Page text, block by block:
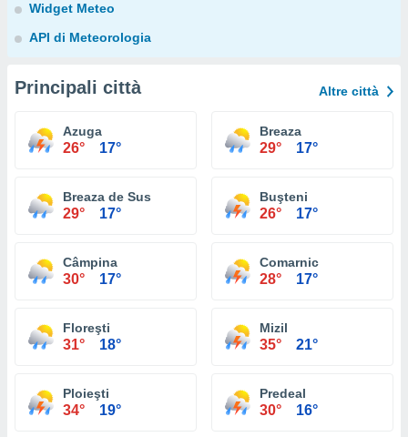
Widget Meteo
API di Meteorologia
Principali città Altre città
Azuga
26° 17°
Breaza
29° 17°
Breaza de Sus
29° 17°
Buşteni
26° 17°
Câmpina
30° 17°
Comarnic
28° 17°
Floreşti
31° 18°
Mizil
35° 21°
Ploieşti
34° 19°
Predeal
30° 16°